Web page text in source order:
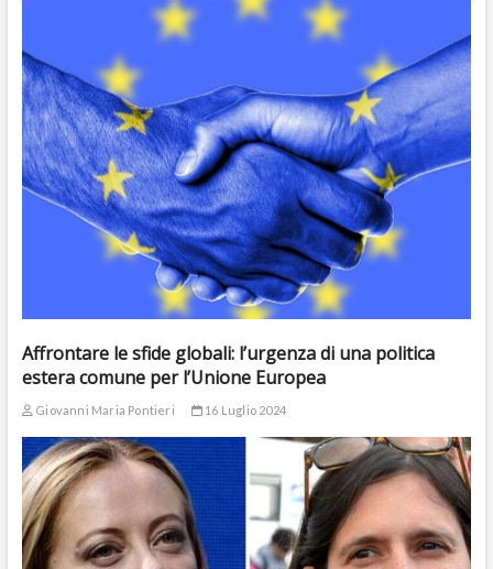
Affrontare le sfide globali: l’urgenza di una politica
estera comune per l’Unione Europea
Giovanni Maria Pontieri 16 Luglio 2024